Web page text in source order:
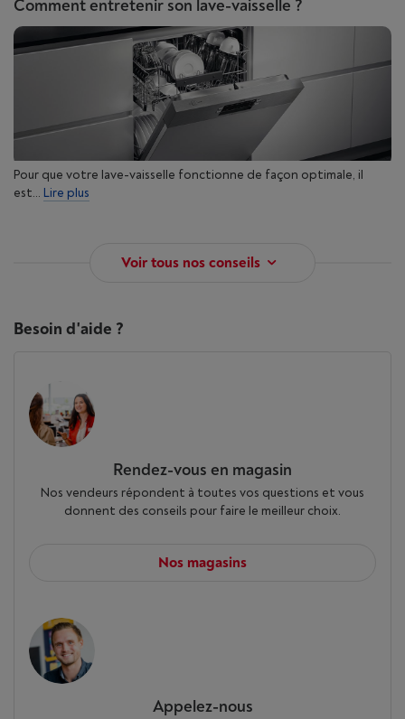
Comment entretenir son lave-vaisselle ?
Pour que votre lave-vaisselle fonctionne de façon optimale, il
est... Lire plus
Voir tous nos conseils
Besoin d'aide ?
Rendez-vous en magasin
Nos vendeurs répondent à toutes vos questions et vous
donnent des conseils pour faire le meilleur choix.
Nos magasins
Appelez-nous